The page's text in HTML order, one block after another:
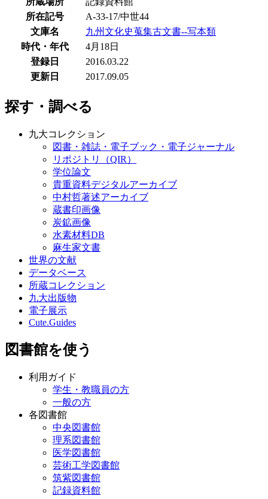
所在記号
A-33-17/中世44
文庫名
九州文化史蒐集古文書--写本類
時代・年代
4月18日
登録日
2016.03.22
更新日
2017.09.05
探す・調べる
九大コレクション
図書・雑誌・電子ブック・電子ジャーナル
リポジトリ（QIR）
学位論文
貴重資料デジタルアーカイブ
中村哲著述アーカイブ
蔵書印画像
炭鉱画像
水素材料DB
麻生家文書
世界の文献
データベース
所蔵コレクション
九大出版物
電子展示
Cute.Guides
図書館を使う
利用ガイド
学生・教職員の方
一般の方
各図書館
中央図書館
理系図書館
医学図書館
芸術工学図書館
筑紫図書館
記録資料館